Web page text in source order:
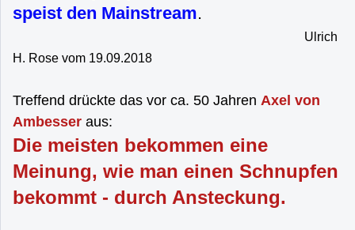
speist den Mainstream.
Ulrich
H. Rose vom 19.09.2018
Treffend drückte das vor ca. 50 Jahren Axel von
Ambesser aus:
Die meisten bekommen eine
Meinung, wie man einen Schnupfen
bekommt - durch Ansteckung.